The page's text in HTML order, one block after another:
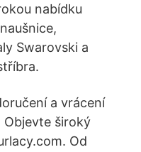
nabídku
Swarovski a
a vrácení
široký
Od